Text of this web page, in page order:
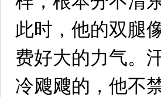
此时，他的双腿
费好大的力气。
冷飕飕的，他不